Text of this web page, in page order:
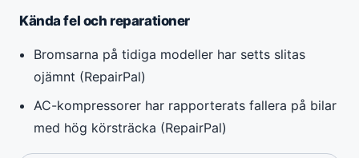
Kända fel och reparationer
Bromsarna på tidiga modeller har setts slitas
ojämnt (RepairPal)
AC-kompressorer har rapporterats fallera på bilar
med hög körsträcka (RepairPal)